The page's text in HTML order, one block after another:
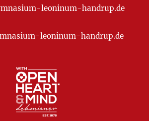
leoninum-handrup.de
leoninum-handrup.de